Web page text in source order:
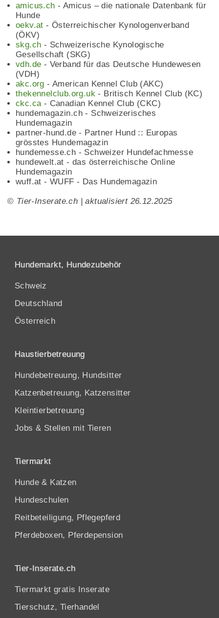
amicus.ch - Amicus – die nationale Datenbank für
Hunde
oekv.at - Österreichischer Kynologenverband
(ÖKV)
skg.ch - Schweizerische Kynologische
Gesellschaft (SKG)
vdh.de - Verband für das Deutsche Hundewesen
(VDH)
akc.org - American Kennel Club (AKC)
thekennelclub.org.uk - Britisch Kennel Club (KC)
ckc.ca- Canadian Kennel Club (CKC)
hundemagazin.ch - Schweizerisches
Hundemagazin
partner-hund.de - Partner Hund :: Europas
grösstes Hundemagazin
hundemesse.ch - Schweizer Hundefachmesse
hundewelt.at - das österreichische Online
Hundemagazin
wuff.at - WUFF - Das Hundemagazin
© Tier-Inserate.ch | aktualisiert 26.12.2025
Hundemarkt, Hundezubehör
Schweiz
Deutschland
Österreich
Haustierbetreuung
Hundebetreuung, Hundsitter
Katzenbetreuung, Katzensitter
Kleintierbetreuung
Jobs & Stellen mit Tieren
Tiermarkt
Hunde & Katzen
Hundeschulen
Reitbeteiligung, Pflegepferd
Pferdeboxen, Pferdepension
Tier-Inserate.ch
Tiermarkt gratis Inserate
Tierschutz, Tierhandel